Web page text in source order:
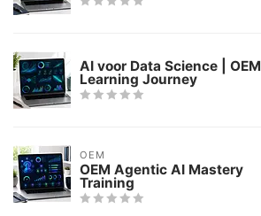
AI voor Data Science | OEM
Learning Journey
OEM
OEM Agentic AI Mastery
Training